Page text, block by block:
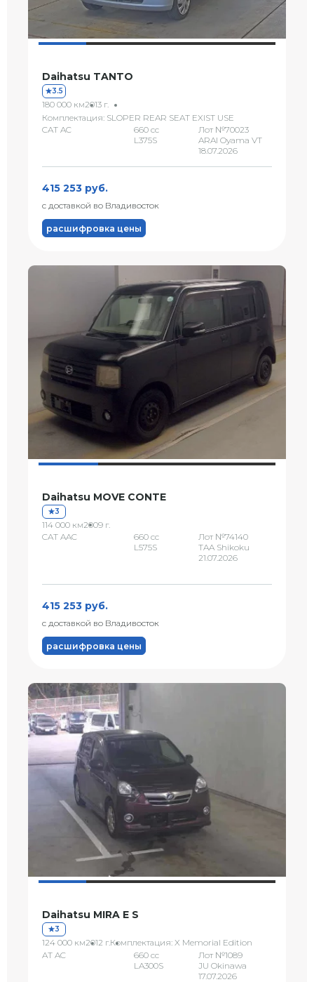
Daihatsu TANTO
3.5
180 000 км2013 г.
Комплектация: SLOPER REAR SEAT EXIST USE
CAT AC
660 сс
L375S
Лот №70023
ARAI Oyama VT
18.07.2026
415 253 руб.
с доставкой во Владивосток
расшифровка цены
Daihatsu MOVE CONTE
3
114 000 км2009 г.
CAT AAC
660 сс
L575S
Лот №74140
TAA Shikoku
21.07.2026
415 253 руб.
с доставкой во Владивосток
расшифровка цены
Daihatsu MIRA E S
3
124 000 км2012 г.Комплектация: X Memorial Edition
AT AC
660 сс
LA300S
Лот №1089
JU Okinawa
17.07.2026